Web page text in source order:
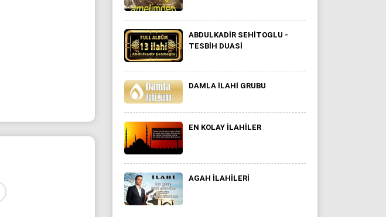
ABDULKADIR SEHITOGLU -
TESBIH DUASI
DAMLA ILAHI GRUBU
EN KOLAY ILAHILER
AGAH ILAHILERI